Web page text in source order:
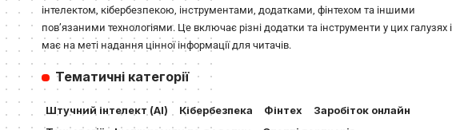
інтелектом, кібербезпекою, інструментами, додатками, фінтехом та іншими
пов’язаними технологіями. Це включає різні додатки та інструменти у цих галузях і
має на меті надання цінної інформації для читачів.
Тематичні категорії
Штучний інтелект (AI) Кібербезпека Фінтех
Заробіток онлайн